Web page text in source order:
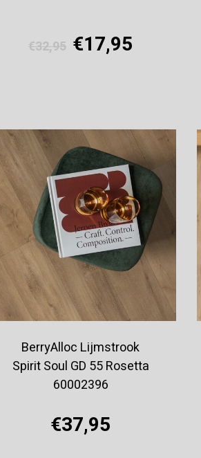
€32,95 €17,95
BerryAlloc Lijmstrook
Spirit Soul GD 55 Rosetta
60002396
€37,95